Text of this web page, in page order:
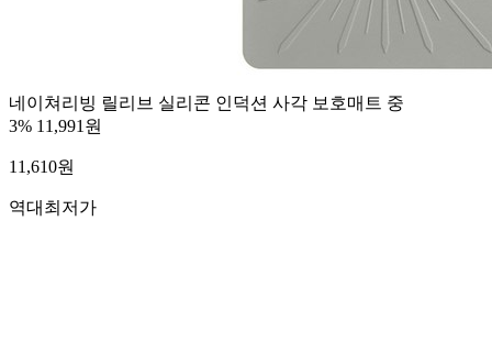
네이쳐리빙 릴리브 실리콘 인덕션 사각 보호매트 중
3% 11,991원
11,610원
역대최저가